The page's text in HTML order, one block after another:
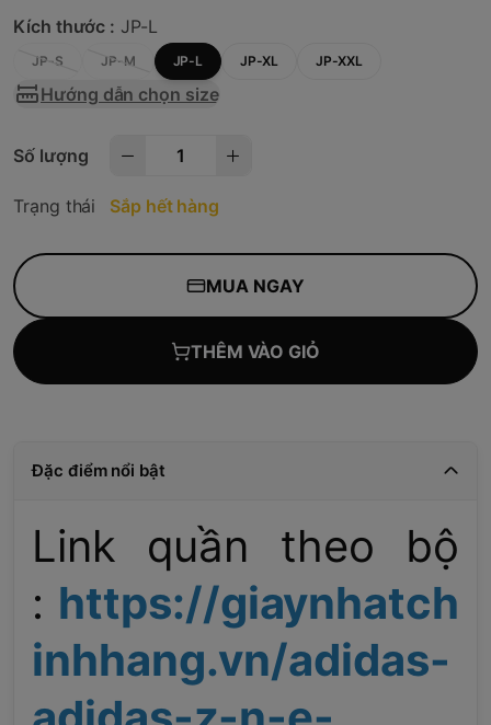
Kích thước : JP-L
JP-S JP-M JP-L JP-XL JP-XXL
Hướng dẫn chọn size
Số lượng
Trạng thái Sắp hết hàng
MUA NGAY
THÊM VÀO GIỎ
Đặc điểm nổi bật
Link quần theo bộ
: https://giaynhatch
inhhang.vn/adidas-